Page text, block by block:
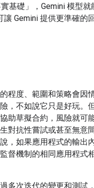
基礎」，Gemini 模型就
Gemini 提供更準確的
程度、範圍和策略會因
，不如說它只是好玩。
助草擬合約，風險就可能
對抗性嘗試或甚至無意
，如果應用程式的輸出
督機制的相同應用程式
多次迭代的變更和測試